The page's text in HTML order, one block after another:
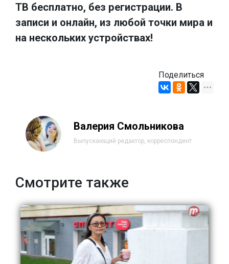
ТВ бесплатно, без регистрации. В
записи и онлайн, из любой точки мира и
на нескольких устройствах!
Поделиться
Валерия Смольникова
Выпускающий редактор, корреспондент
Смотрите также